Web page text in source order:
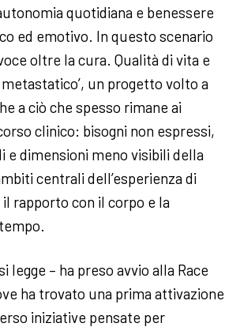
quotidiana e benessere
ed emotivo. In questo scenario
oltre la cura. Qualità di vita e
un progetto volto a
a ciò che spesso rimane ai
clinico: bisogni non espressi,
e dimensioni meno visibili della
centrali dell’esperienza di
il rapporto con il corpo e la
legge – ha preso avvio alla Race
ha trovato una prima attivazione
iniziative pensate per